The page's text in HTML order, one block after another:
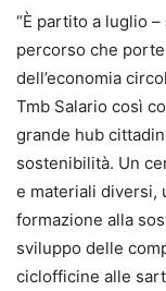
“È partito a luglio –
percorso che
dell’economia
Tmb Salario così
grande hub
sostenibilità. Un
e materiali diversi,
formazione alla
sviluppo delle
ciclofficine alle